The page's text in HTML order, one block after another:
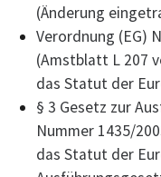
(Änderung
Verordnung (EG)
(Amstblatt L 207
das Statut der
§ 3 Gesetz zur
Nummer 1435/
das Statut der